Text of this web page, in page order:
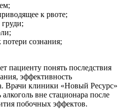
к рвоте;
сознания;
пациенту понять последствия
эффективность
Врачи клиники «Новый Ресурс»
вне стационара после
побочных эффектов.